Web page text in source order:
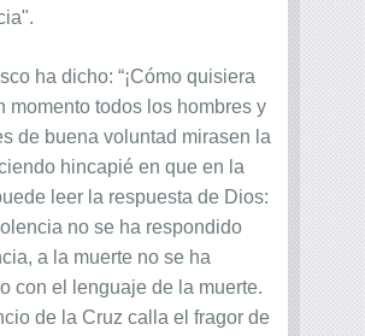
ha dicho: “¡Cómo quisiera
momento todos los hombres y
de buena voluntad mirasen la
hincapié en que en la
leer la respuesta de Dios:
no se ha respondido
a la muerte no se ha
con el lenguaje de la muerte.
de la Cruz calla el fragor de